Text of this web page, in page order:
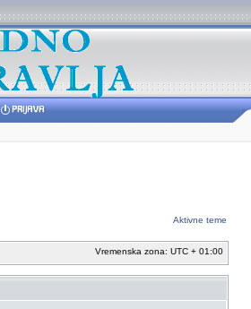
Aktivne teme
Vremenska zona: UTC + 01:00